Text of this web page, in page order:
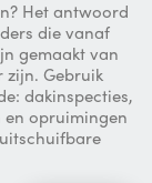
Het antwoord
die vanaf
gemaakt van
Gebruik
dakinspecties,
opruimingen